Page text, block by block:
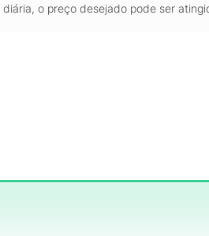
o preço desejado pode ser